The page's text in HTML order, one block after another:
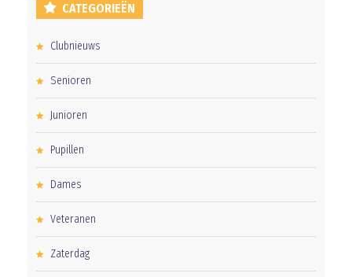
CATEGORIEËN
Clubnieuws
Senioren
Junioren
Pupillen
Dames
Veteranen
Zaterdag